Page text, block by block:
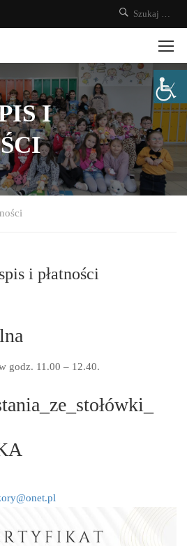
I
i płatności
godz. 11.00 – 12.40.